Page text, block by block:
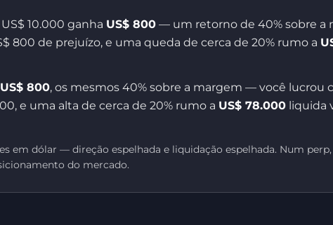
10.000 ganha US$ 800 — um retorno de 40% sobre a
800 de prejuízo, e uma queda de cerca de 20% rumo a
US$ 800, os mesmos 40% sobre a margem — você lucrou
e uma alta de cerca de 20% rumo a US$ 78.000 liquida
em dólar — direção espelhada e liquidação espelhada. Num
do mercado.